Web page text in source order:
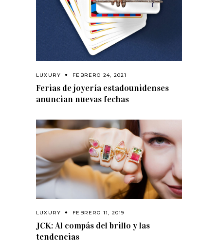
LUXURY FEBRERO 24, 2021
Ferias de joyería estadounidenses
anuncian nuevas fechas
LUXURY FEBRERO 11, 2019
JCK: Al compás del brillo y las
tendencias